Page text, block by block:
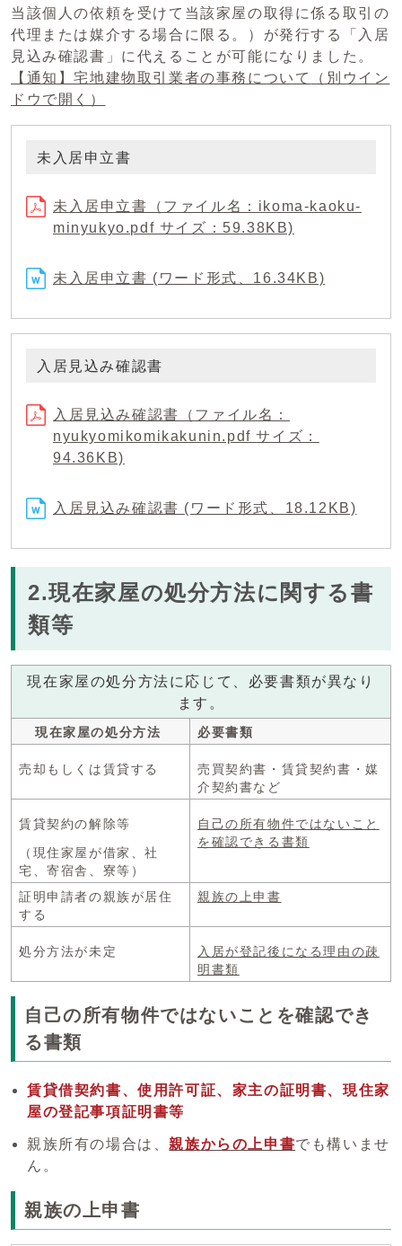
当該個人の依頼を受けて当該家屋の取得に係る取引の
代理または媒介する場合に限る。）が発行する「入居
見込み確認書」に代えることが可能になりました。
【通知】宅地建物取引業者の事務について
（別ウイン
ドウで開く）
未入居申立書
未入居申立書（ファイル名：ikoma-kaoku-
minyukyo.pdf サイズ：59.38KB)
未入居申立書 (ワード形式、16.34KB)
入居見込み確認書
入居見込み確認書（ファイル名：
nyukyomikomikakunin.pdf サイズ：
94.36KB)
入居見込み確認書 (ワード形式、18.12KB)
2.現在家屋の処分方法に関する書
類等
現在家屋の処分方法に応じて、必要書類が異なり
ます。
現在家屋の処分方法 必要書類
売却もしくは賃貸する
売買契約書・賃貸契約書・媒
介契約書など
賃貸契約の解除等
（現住家屋が借家、社
宅、寄宿舎、寮等）
自己の所有物件ではないこと
を確認できる書類
証明申請者の親族が居住
する
親族の上申書
処分方法が未定
入居が登記後になる理由の疎
明書類
自己の所有物件ではないことを確認でき
る書類
賃貸借契約書、使用許可証、家主の証明書、現住家
屋の登記事項証明書等
親族所有の場合は、親族からの上申書でも構いませ
ん。
親族の上申書